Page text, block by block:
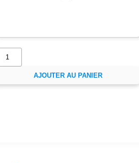
AJOUTER AU PANIER